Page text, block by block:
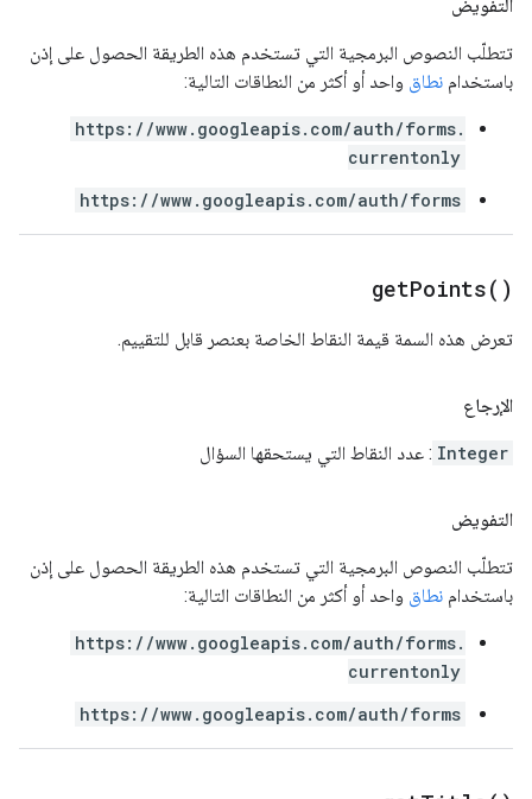
التفويض
تتطلّب النصوص البرمجية التي تستخدم هذه الطريقة الحصول على إذن
باستخدام نطاق واحد أو أكثر من النطاقات التالية:
https://www.googleapis.com/auth/forms.
currentonly
https://www.googleapis.com/auth/forms
getPoints( )
تعرض هذه السمة قيمة النقاط الخاصة بعنصر قابل للتقييم.
الإرجاع
Integer : عدد النقاط التي يستحقها السؤال
التفويض
تتطلّب النصوص البرمجية التي تستخدم هذه الطريقة الحصول على إذن
باستخدام نطاق واحد أو أكثر من النطاقات التالية:
https://www.googleapis.com/auth/forms.
currentonly
https://www.googleapis.com/auth/forms